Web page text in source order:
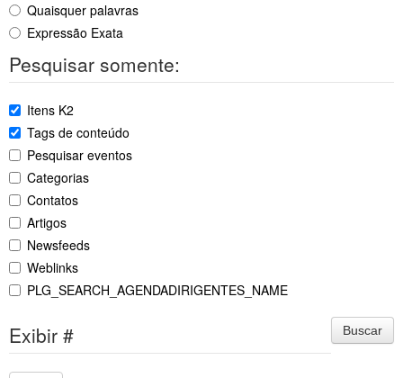
Quaisquer palavras
Expressão Exata
Pesquisar somente:
Itens K2
Tags de conteúdo
Pesquisar eventos
Categorias
Contatos
Artigos
Newsfeeds
Weblinks
PLG_SEARCH_AGENDADIRIGENTES_NAME
Buscar
Exibir #